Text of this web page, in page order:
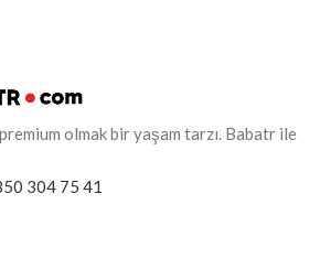
olmak bir yaşam tarzı. Babatr ile
304 75 41